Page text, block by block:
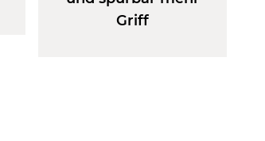
Griff